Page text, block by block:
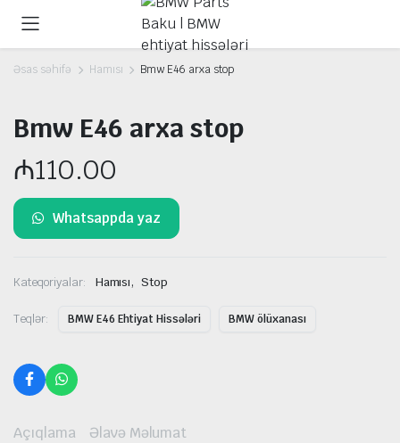
Əsas səhifə Hamısı Bmw E46 arxa stop
Bmw E46 arxa stop
₼110.00
Whatsappda yaz
Kateqoriyalar: Hamısı, Stop
Teqlər: BMW E46 Ehtiyat Hissələri BMW ölüxanası
Açıqlama Əlavə Məlumat